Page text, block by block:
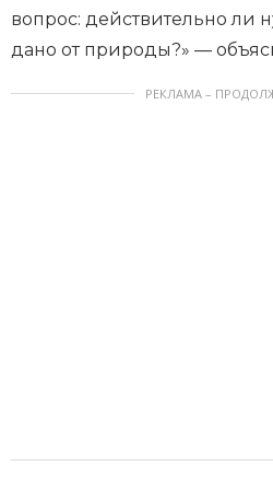
вопрос: действительно ли
дано от природы?» —
РЕКЛАМА –